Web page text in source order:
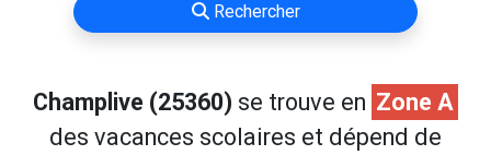
Rechercher
Champlive (25360) se trouve en Zone A
des vacances scolaires et dépend de